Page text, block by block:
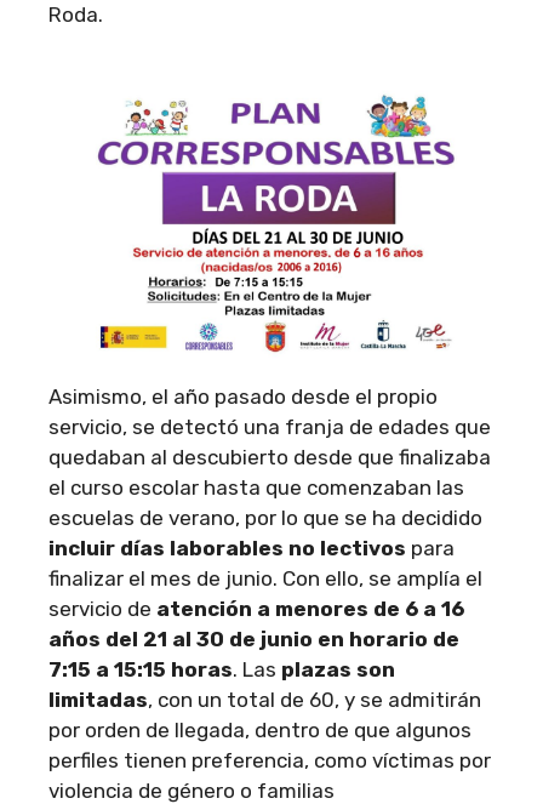
Roda.
Asimismo, el año pasado desde el propio
servicio, se detectó una franja de edades que
quedaban al descubierto desde que finalizaba
el curso escolar hasta que comenzaban las
escuelas de verano, por lo que se ha decidido
incluir días laborables no lectivos para
finalizar el mes de junio. Con ello, se amplía el
servicio de atención a menores de 6 a 16
años del 21 al 30 de junio en horario de
7:15 a 15:15 horas. Las plazas son
limitadas, con un total de 60, y se admitirán
por orden de llegada, dentro de que algunos
perfiles tienen preferencia, como víctimas por
violencia de género o familias